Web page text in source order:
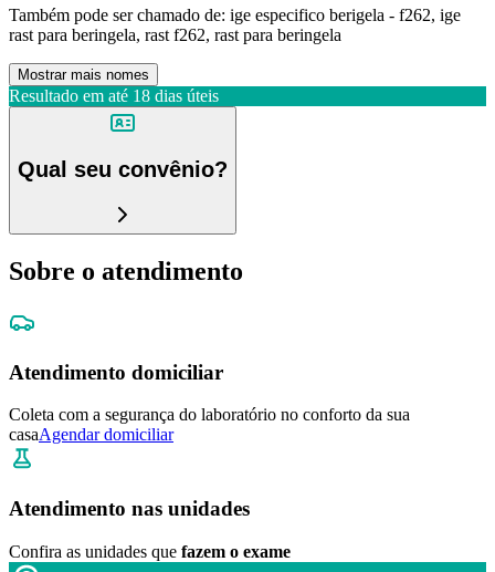
Também pode ser chamado de: ige especifico berigela - f262, ige
rast para beringela, rast f262, rast para beringela
Mostrar mais nomes
Resultado em até 18 dias úteis
Qual seu convênio?
Sobre o atendimento
Atendimento domiciliar
Coleta com a segurança do laboratório no conforto da sua
casaAgendar domiciliar
Atendimento nas unidades
Confira as unidades que fazem o exame